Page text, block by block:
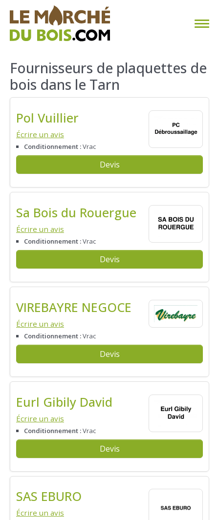
CHAUFFAGE AU BOIS
FAQ
TROUVER SON FOURNISSEUR
BLOG
Fournisseurs de plaquettes de
bois dans le Tarn
Pol Vuillier
Écrire un avis
Conditionnement :Vrac
Devis
Sa Bois du Rouergue
Écrire un avis
Conditionnement :Vrac
Devis
VIREBAYRE NEGOCE
Écrire un avis
Conditionnement :Vrac
Devis
Eurl Gibily David
Écrire un avis
Conditionnement :Vrac
Devis
SAS EBURO
Écrire un avis